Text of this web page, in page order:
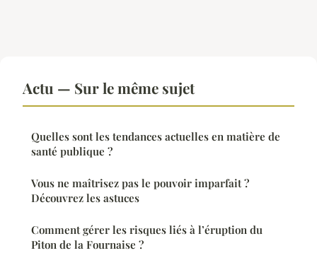
Actu — Sur le même sujet
Quelles sont les tendances actuelles en matière de
santé publique ?
Vous ne maîtrisez pas le pouvoir imparfait ?
Découvrez les astuces
Comment gérer les risques liés à l’éruption du
Piton de la Fournaise ?